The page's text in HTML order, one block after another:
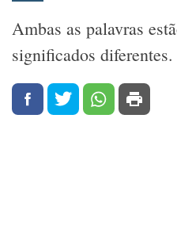
Ambas as palavras
significados diferentes.